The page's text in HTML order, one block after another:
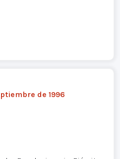
de 1996